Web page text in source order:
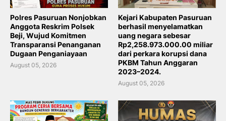
Polres Pasuruan Nonjobkan
Anggota Reskrim Polsek
Beji, Wujud Komitmen
Transparansi Penanganan
Dugaan Penganiayaan
August 05, 2026
Kejari Kabupaten Pasuruan
berhasil menyelamatkan
uang negara sebesar
Rp2,258.973.000.00 miliar
dari perkara korupsi dana
PKBM Tahun Anggaran
2023–2024.
August 05, 2026